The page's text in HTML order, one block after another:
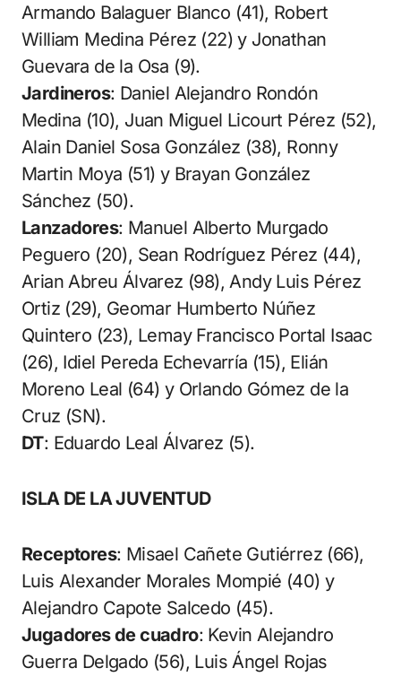
Armando Balaguer Blanco (41), Robert
William Medina Pérez (22) y Jonathan
Guevara de la Osa (9).
Jardineros: Daniel Alejandro Rondón
Medina (10), Juan Miguel Licourt Pérez (52),
Alain Daniel Sosa González (38), Ronny
Martin Moya (51) y Brayan González
Sánchez (50).
Lanzadores: Manuel Alberto Murgado
Peguero (20), Sean Rodríguez Pérez (44),
Arian Abreu Álvarez (98), Andy Luis Pérez
Ortiz (29), Geomar Humberto Núñez
Quintero (23), Lemay Francisco Portal Isaac
(26), Idiel Pereda Echevarría (15), Elián
Moreno Leal (64) y Orlando Gómez de la
Cruz (SN).
DT: Eduardo Leal Álvarez (5).
ISLA DE LA JUVENTUD
Receptores: Misael Cañete Gutiérrez (66),
Luis Alexander Morales Mompié (40) y
Alejandro Capote Salcedo (45).
Jugadores de cuadro: Kevin Alejandro
Guerra Delgado (56), Luis Ángel Rojas